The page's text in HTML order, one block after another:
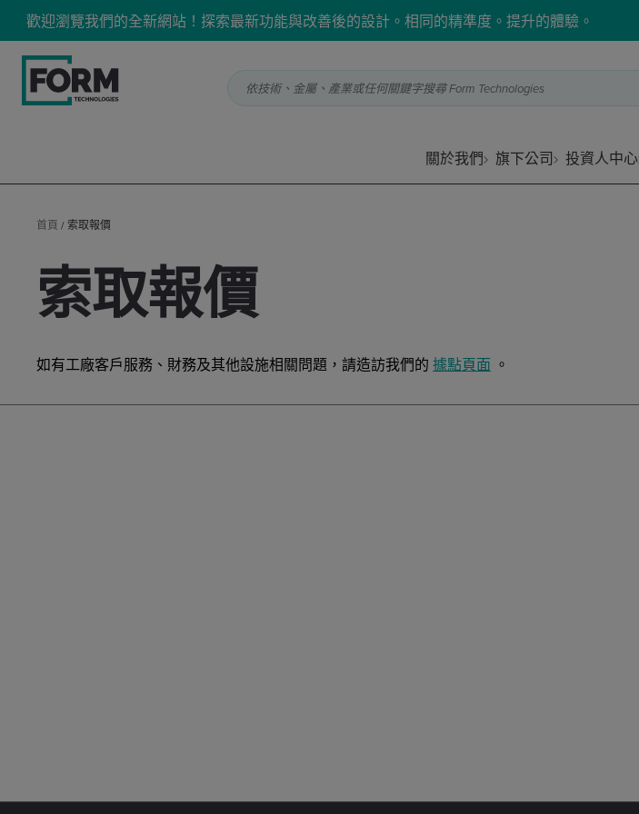
歡迎瀏覽我們的全新網站！探索最新功能與改善後的設計。相同的精準度。提升的體驗。
依技術、金屬、產業或任何關鍵字搜尋 Form Technologies
關於我們 旗下公司 投資人中心
首頁 / 索取報價
索取報價
如有工廠客戶服務、財務及其他設施相關問題，請造訪我們的 據點頁面 。